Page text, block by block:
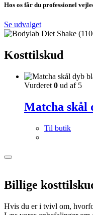
Hos os får du professionel
Se udvalget
Kosttilskud
Vurderet 0 ud af 5
Matcha skål
Til butik
Billige
Hvis du er i tvivl om,